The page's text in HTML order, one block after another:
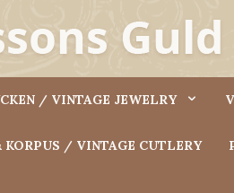
/ VINTAGE JEWELRY
KORPUS / VINTAGE CUTLERY